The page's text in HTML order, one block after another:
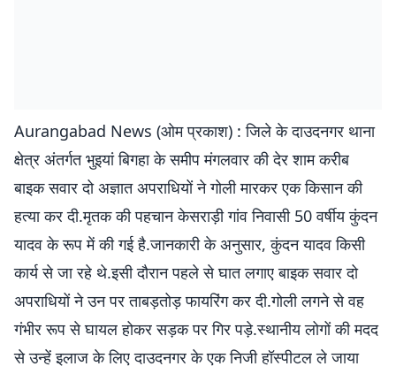
Aurangabad News (ओम प्रकाश) : जिले के दाउदनगर थाना
क्षेत्र अंतर्गत भुइयां बिगहा के समीप मंगलवार की देर शाम करीब
बाइक सवार दो अज्ञात अपराधियों ने गोली मारकर एक किसान की
हत्या कर दी.मृतक की पहचान केसराड़ी गांव निवासी 50 वर्षीय कुंदन
यादव के रूप में की गई है.जानकारी के अनुसार, कुंदन यादव किसी
कार्य से जा रहे थे.इसी दौरान पहले से घात लगाए बाइक सवार दो
अपराधियों ने उन पर ताबड़तोड़ फायरिंग कर दी.गोली लगने से वह
गंभीर रूप से घायल होकर सड़क पर गिर पड़े.स्थानीय लोगों की मदद
से उन्हें इलाज के लिए दाउदनगर के एक निजी हॉस्पीटल ले जाया